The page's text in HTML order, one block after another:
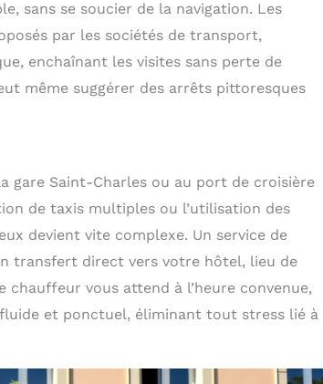
sans se soucier de la navigation. Les
par les sociétés de transport,
enchaînant les visites sans perte de
même suggérer des arrêts pittoresques
gare Saint-Charles ou au port de croisière
de taxis multiples ou l’utilisation des
devient vite complexe. Un service de
transfert direct vers votre hôtel, lieu de
vous attend à l’heure convenue,
et ponctuel, éliminant tout stress lié à